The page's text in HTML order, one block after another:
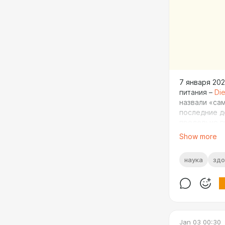
7 января
питания –
назвали
последние
Америке
не
был
Show more
наука
Jan 03 00:30